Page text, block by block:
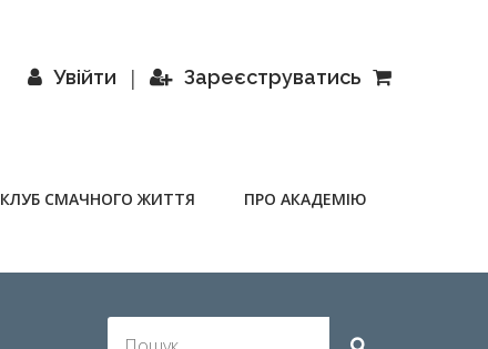
Увійти | Зареєструватись
КЛУБ СМАЧНОГО ЖИТТЯ ПРО АКАДЕМІЮ